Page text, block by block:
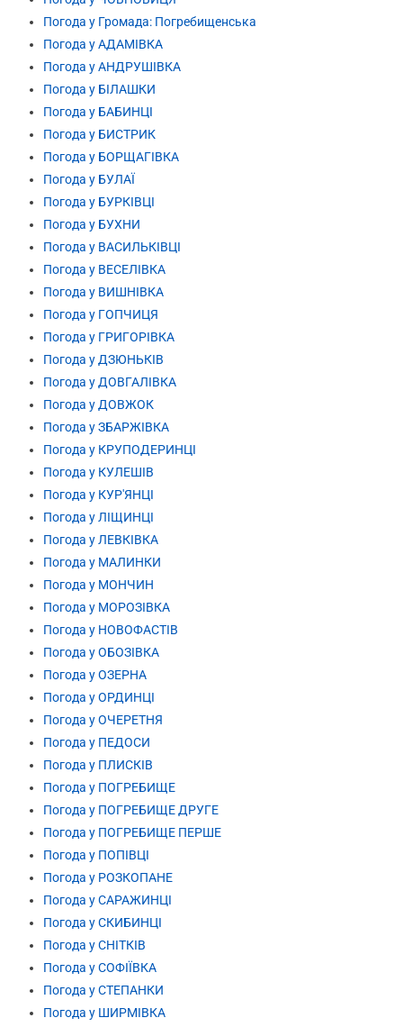
Погода у Громада: Погребищенська
Погода у АДАМІВКА
Погода у АНДРУШІВКА
Погода у БІЛАШКИ
Погода у БАБИНЦІ
Погода у БИСТРИК
Погода у БОРЩАГІВКА
Погода у БУЛАЇ
Погода у БУРКІВЦІ
Погода у БУХНИ
Погода у ВАСИЛЬКІВЦІ
Погода у ВЕСЕЛІВКА
Погода у ВИШНІВКА
Погода у ГОПЧИЦЯ
Погода у ГРИГОРІВКА
Погода у ДЗЮНЬКІВ
Погода у ДОВГАЛІВКА
Погода у ДОВЖОК
Погода у ЗБАРЖІВКА
Погода у КРУПОДЕРИНЦІ
Погода у КУЛЕШІВ
Погода у КУР'ЯНЦІ
Погода у ЛІЩИНЦІ
Погода у ЛЕВКІВКА
Погода у МАЛИНКИ
Погода у МОНЧИН
Погода у МОРОЗІВКА
Погода у НОВОФАСТІВ
Погода у ОБОЗІВКА
Погода у ОЗЕРНА
Погода у ОРДИНЦІ
Погода у ОЧЕРЕТНЯ
Погода у ПЕДОСИ
Погода у ПЛИСКІВ
Погода у ПОГРЕБИЩЕ
Погода у ПОГРЕБИЩЕ ДРУГЕ
Погода у ПОГРЕБИЩЕ ПЕРШЕ
Погода у ПОПІВЦІ
Погода у РОЗКОПАНЕ
Погода у САРАЖИНЦІ
Погода у СКИБИНЦІ
Погода у СНІТКІВ
Погода у СОФІЇВКА
Погода у СТЕПАНКИ
Погода у ШИРМІВКА